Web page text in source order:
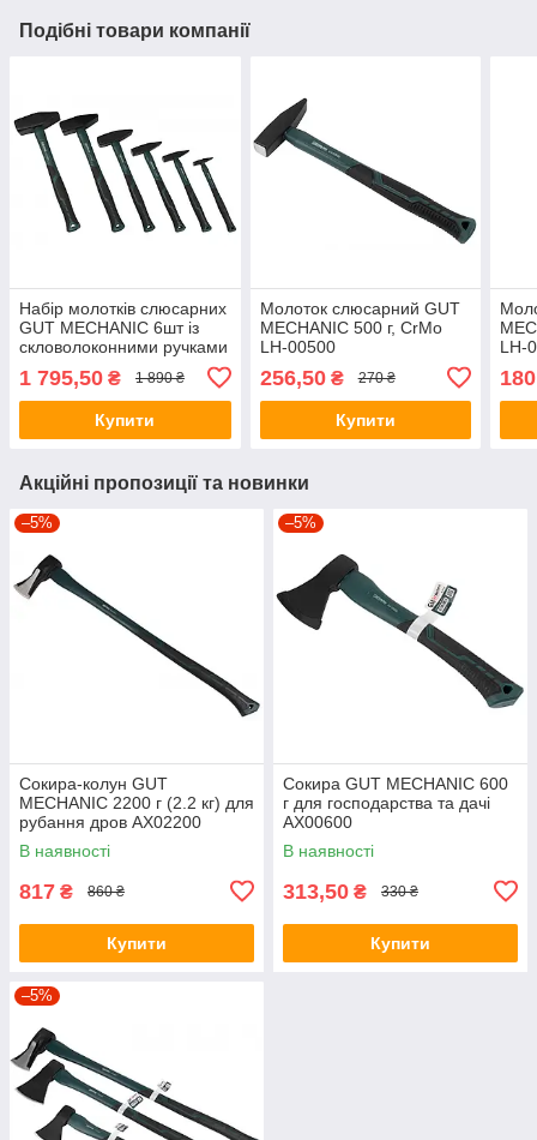
Подібні товари компанії
Набір молотків слюсарних
GUT MECHANIC 6шт із
скловолоконними ручками
300,100г) LHS10006
1 795,50 ₴ 1 890 ₴
Купити
Молоток слюсарний GUT
MECHANIC 500 г, CrMo
LH-00500
256,50₴ 270 ₴
Купити
LH-
Акційні пропозиції та новинки
–5%
Сокира-колун GUT
MECHANIC 2200 г (2.2 кг) для
рубання дров AX02200
В наявності
817 ₴ 860 ₴
Купити
–5%
Сокира GUT MECHANIC 600
г для господарства та дачі
AX00600
В наявності
313,50 ₴ 330 ₴
Купити
–5%